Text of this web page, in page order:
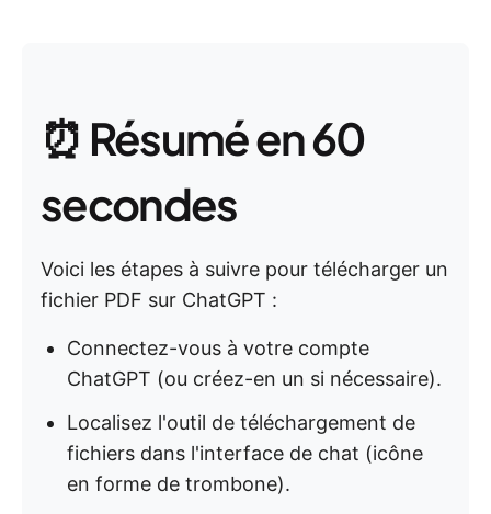
⏰ Résumé en 60
secondes
Voici les étapes à suivre pour télécharger un
fichier PDF sur ChatGPT :
Connectez-vous à votre compte
ChatGPT (ou créez-en un si nécessaire).
Localisez l'outil de téléchargement de
fichiers dans l'interface de chat (icône
en forme de trombone).